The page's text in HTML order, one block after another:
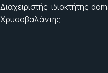
Διαχειριστής-ιδιοκτήτης
Χρυσοβαλάντης